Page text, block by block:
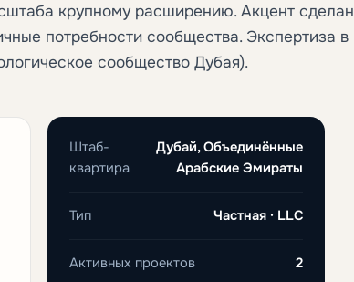
крупному расширению. Акцент сделан
потребности сообщества. Экспертиза в
сообщество Дубая).
Штаб-
квартира
Дубай, Объединённые
Арабские Эмираты
Тип Частная · LLC
Активных проектов 2